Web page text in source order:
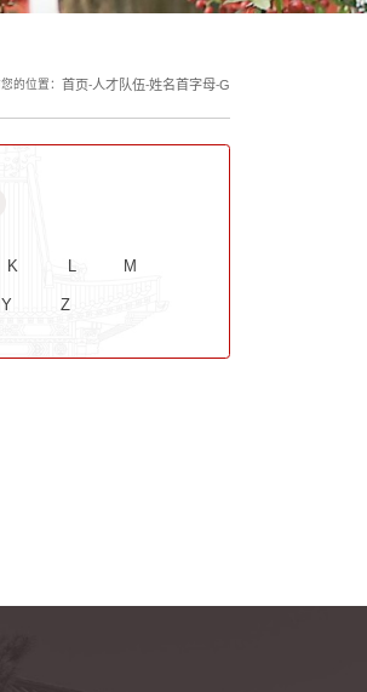
您的位置：首页-人才队伍-姓名首字母-G
K L M
Y Z